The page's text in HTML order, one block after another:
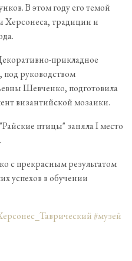
В этом году его темой
Херсонеса, традиции и
прикладное
руководством
Шевченко, подготовила
византийской мозаики.
птицы" заняла I место
с прекрасным результатом
успехов в обучении
#музей